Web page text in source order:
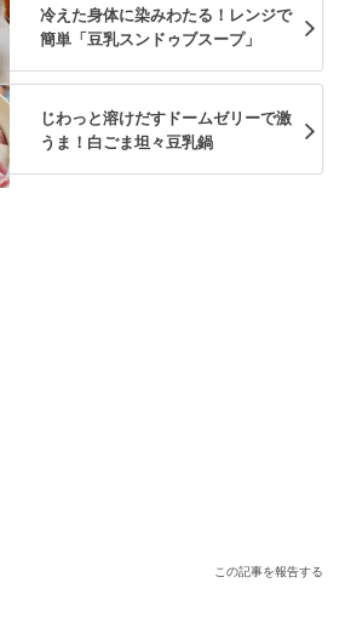
冷えた身体に染みわたる！レンジで
簡単「豆乳スンドゥブスープ」
じわっと溶けだすドームゼリーで激
うま！白ごま坦々豆乳鍋
この記事を報告する